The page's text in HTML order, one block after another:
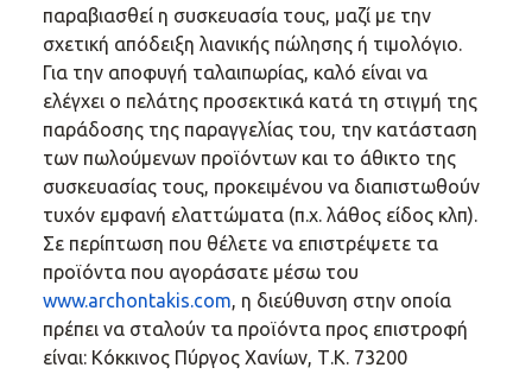
παραβιασθεί η συσκευασία τους, μαζί με την
σχετική απόδειξη λιανικής πώλησης ή τιμολόγιο.
Για την αποφυγή ταλαιπωρίας, καλό είναι να
ελέγχει ο πελάτης προσεκτικά κατά τη στιγμή της
παράδοσης της παραγγελίας του, την κατάσταση
των πωλούμενων προϊόντων και το άθικτο της
συσκευασίας τους, προκειμένου να διαπιστωθούν
τυχόν εμφανή ελαττώματα (π.χ. λάθος είδος κλπ).
Σε περίπτωση που θέλετε να επιστρέψετε τα
προϊόντα που αγοράσατε μέσω του
www.archontakis.com, η διεύθυνση στην οποία
πρέπει να σταλούν τα προϊόντα προς επιστροφή
είναι: Κόκκινος Πύργος Χανίων, Τ.Κ. 73200